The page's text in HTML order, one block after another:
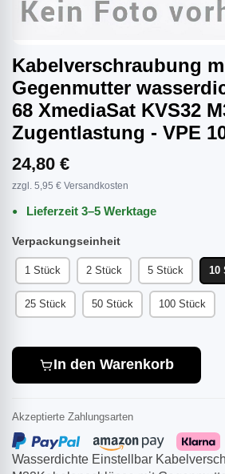
Kabelverschraubung
Gegenmutter
68 XmediaSat KVS32
Zugentlastung - VPE
Wasserdichte Einstellbar
24,80 €
zzgl. 5,95 € Versandkosten
Lieferzeit 3–5 Werktage
Verpackungseinheit
1 Stück 2 Stück 5 Stück 10
25 Stück 50 Stück 100 Stück
In den Warenkorb
Akzeptierte Zahlungsarten